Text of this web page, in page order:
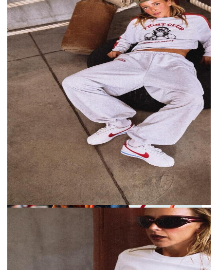
Блогер Карина Мурашкина представила
свою первую спортивную линейку Mur